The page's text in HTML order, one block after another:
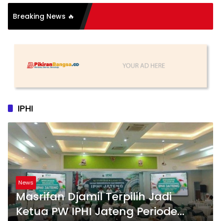
Breaking News 🔥
Organisasi: Antara
Substansi
IPHI
News
Masrifan Djamil Terpilih Jadi
Ketua PW IPHI Jateng Periode